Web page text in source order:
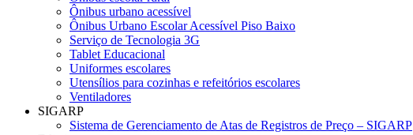
Ônibus urbano acessível
Ônibus Urbano Escolar Acessível Piso Baixo
Serviço de Tecnologia 3G
Tablet Educacional
Uniformes escolares
Utensílios para cozinhas e refeitórios escolares
Ventiladores
SIGARP
Sistema de Gerenciamento de Atas de Registros de Preço – SIGARP